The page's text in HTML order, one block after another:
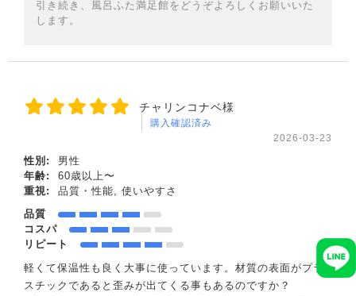
引き続き、風呂ふた満足館をどうぞよろしくお願いいた
します。
チャリンコナベ様
購入確認済み
2026-03-23
性別:
男性
年齢:
60歳以上〜
重視:
品質・性能, 使いやすさ
品質
コスパ
リピート
軽くて保温性も良く大事に使っています。材質の表面がプラ
スチックであると歪みが出てくる事もあるのですか？